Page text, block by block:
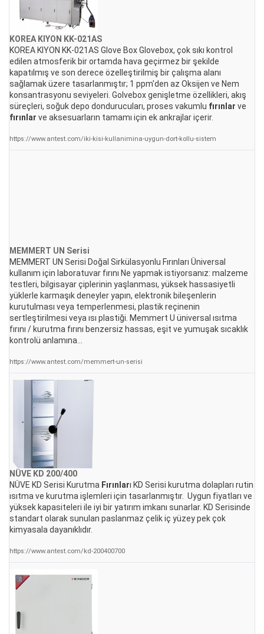
KOREA KIYON KK-021AS
KOREA KIYON KK-021AS Glove Box Glovebox, çok sıkı kontrol
edilen atmosferik bir ortamda hava geçirmez bir şekilde
kapatılmış ve son derece özelleştirilmiş bir çalışma alanı
sağlamak üzere tasarlanmıştır; 1 ppm'den az Oksijen ve Nem
konsantrasyonu seviyeleri. Golvebox genişletme özellikleri, akış
süreçleri, soğuk depo dondurucuları, proses vakumlu fırınlar ve
fırınlar ve aksesuarların tamamı için ek ankrajlar içerir.
https://www.antest.com/iki-kisi-kullanimina-uygun-dort-kollu-sistem
MEMMERT UN Serisi
MEMMERT UN Serisi Doğal Sirkülasyonlu Fırınları Üniversal
kullanım için laboratuvar fırını Ne yapmak istiyorsanız: malzeme
testleri, bilgisayar çiplerinin yaşlanması, yüksek hassasiyetli
yüklerle karmaşık deneyler yapın, elektronik bileşenlerin
kurutulması veya temperlenmesi, plastik reçinenin
sertleştirilmesi veya ısı plastiği. Memmert U üniversal ısıtma
fırını / kurutma fırını benzersiz hassas, eşit ve yumuşak sıcaklık
kontrolü anlamına...
https://www.antest.com/memmert-un-serisi
NÜVE KD 200/400
NÜVE KD Serisi Kurutma Fırınları KD Serisi kurutma dolapları rutin
ısıtma ve kurutma işlemleri için tasarlanmıştır. Uygun fiyatları ve
yüksek kapasiteleri ile iyi bir yatırım imkanı sunarlar. KD Serisinde
standart olarak sunulan paslanmaz çelik iç yüzey pek çok
kimyasala dayanıklıdır.
https://www.antest.com/kd-200400700